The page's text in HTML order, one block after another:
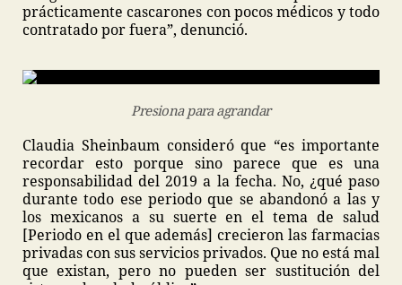
prácticamente cascarones con pocos médicos y todo
contratado por fuera”, denunció.
Presiona para agrandar
Claudia Sheinbaum consideró que “es importante
recordar esto porque sino parece que es una
responsabilidad del 2019 a la fecha. No, ¿qué paso
durante todo ese periodo que se abandonó a las y
los mexicanos a su suerte en el tema de salud
[Periodo en el que además] crecieron las farmacias
privadas con sus servicios privados. Que no está mal
que existan, pero no pueden ser sustitución del